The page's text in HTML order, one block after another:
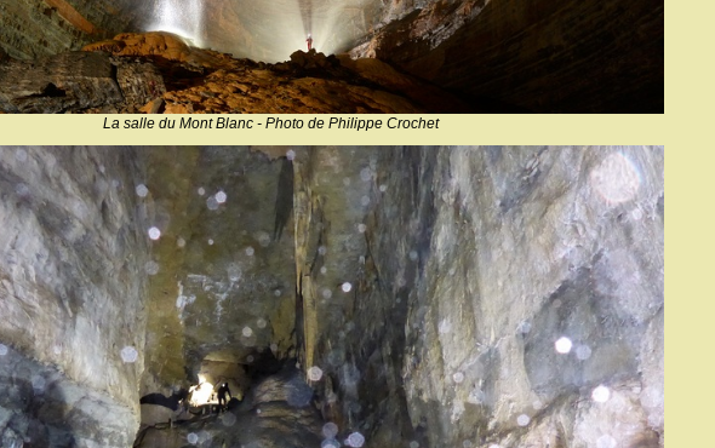
La salle du Mont Blanc - Photo de Philippe Crochet